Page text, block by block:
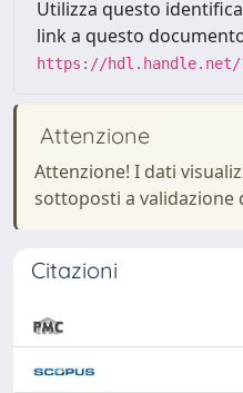
Utilizza questo
link a questo
https://hdl.handle.net/
Attenzione
Attenzione! I dati
sottoposti a validazione
Citazioni